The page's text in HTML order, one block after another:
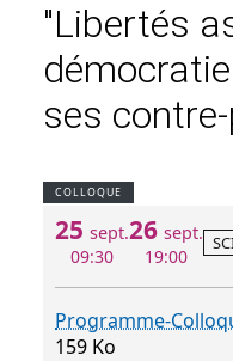
"Libertés
ses
COLLOQUE
25 sept.
09:30
26 sept.
19:00
Programme-
159 Ko